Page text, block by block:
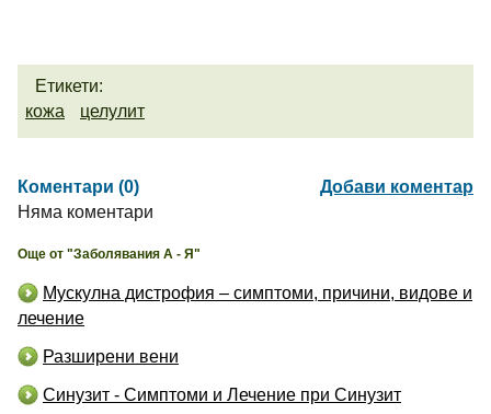
Етикети:
кожа
целулит
Коментари (0)
Добави коментар
Няма коментари
Още от "Заболявания А - Я"
Мускулна дистрофия – симптоми, причини, видове и
лечение
Разширени вени
Синузит - Симптоми и Лечение при Синузит